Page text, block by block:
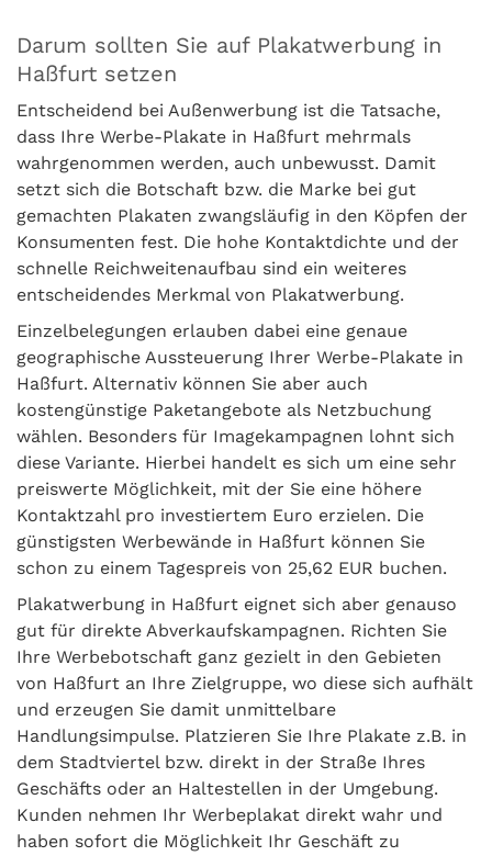
Darum sollten Sie auf Plakatwerbung in
Haßfurt setzen
Entscheidend bei Außenwerbung ist die Tatsache,
dass Ihre Werbe-Plakate in Haßfurt mehrmals
wahrgenommen werden, auch unbewusst. Damit
setzt sich die Botschaft bzw. die Marke bei gut
gemachten Plakaten zwangsläufig in den Köpfen der
Konsumenten fest. Die hohe Kontaktdichte und der
schnelle Reichweitenaufbau sind ein weiteres
entscheidendes Merkmal von Plakatwerbung.
Einzelbelegungen erlauben dabei eine genaue
geographische Aussteuerung Ihrer Werbe-Plakate in
Haßfurt. Alternativ können Sie aber auch
kostengünstige Paketangebote als Netzbuchung
wählen. Besonders für Imagekampagnen lohnt sich
diese Variante. Hierbei handelt es sich um eine sehr
preiswerte Möglichkeit, mit der Sie eine höhere
Kontaktzahl pro investiertem Euro erzielen. Die
günstigsten Werbewände in Haßfurt können Sie
schon zu einem Tagespreis von 25,62 EUR buchen.
Plakatwerbung in Haßfurt eignet sich aber genauso
gut für direkte Abverkaufskampagnen. Richten Sie
Ihre Werbebotschaft ganz gezielt in den Gebieten
von Haßfurt an Ihre Zielgruppe, wo diese sich aufhält
und erzeugen Sie damit unmittelbare
Handlungsimpulse. Platzieren Sie Ihre Plakate z.B. in
dem Stadtviertel bzw. direkt in der Straße Ihres
Geschäfts oder an Haltestellen in der Umgebung.
Kunden nehmen Ihr Werbeplakat direkt wahr und
haben sofort die Möglichkeit Ihr Geschäft zu